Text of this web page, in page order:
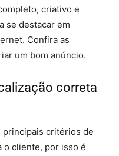
criativo e
se destacar em
Confira as
um bom anúncio.
correta
principais critérios de
o cliente, por isso é